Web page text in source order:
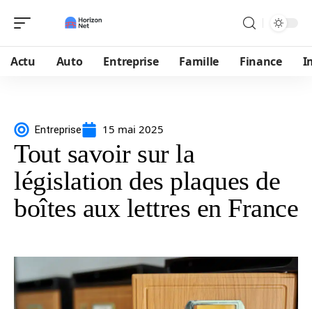
Actu Auto Entreprise Famille Finance
Entreprise 15 mai 2025
Tout savoir sur la
législation des plaques de
boîtes aux lettres en France